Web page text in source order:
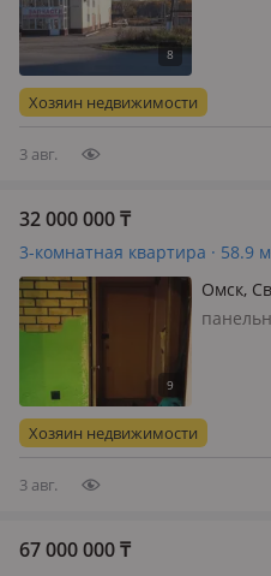
Хозяин недвижимости
3 авг.
32 000 000₸
3-комнатная квартира · 58.9
Омск,
округe
Хозяин недвижимости
3 авг.
67 000 000₸